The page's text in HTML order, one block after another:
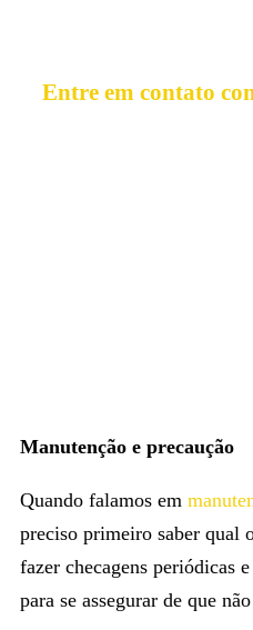
Entre em contato
Manutenção e precaução
Quando falamos em
preciso primeiro saber qual
fazer checagens periódicas e
para se assegurar de que